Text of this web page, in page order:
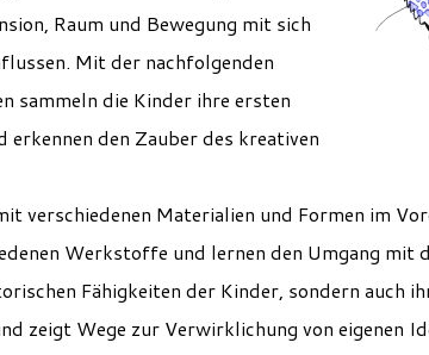
Raum und Bewegung mit sich
Mit der nachfolgenden
sammeln die Kinder ihre ersten
den Zauber des kreativen
verschiedenen Materialien und Formen im
Werkstoffe und lernen den Umgang mit
n Fähigkeiten der Kinder, sondern auch
zeigt Wege zur Verwirklichung von eigenen